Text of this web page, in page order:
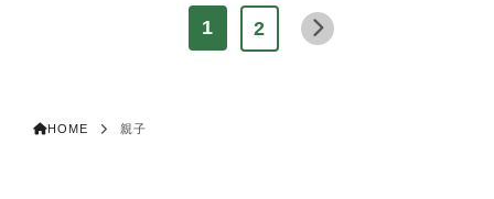
1 2
HOME 親子